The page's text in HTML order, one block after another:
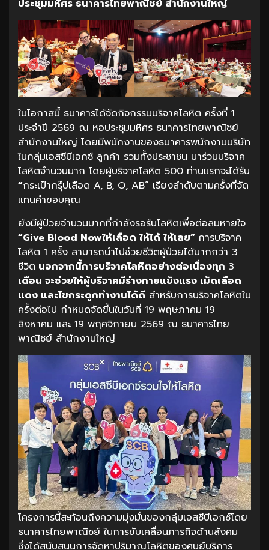
ประชุมมหิศร ธนาคารไทยพาณิชย์ สำนักงานใหญ่
ในโอกาสนี้ ธนาคารได้จัดกิจกรรมบริจาคโลหิต ครั้งที่ 1
ประจำปี 2569 ณ หอประชุมมหิศร ธนาคารไทยพาณิชย์
สำนักงานใหญ่ โดยมีพนักงานของธนาคารพนักงานบริษัท
ในกลุ่มเอสซีบีเอกซ์ ลูกค้า รวมทั้งประชาชน มาร่วมบริจาค
โลหิตจำนวนมาก โดยผู้บริจาคโลหิต 500 ท่านแรกจะได้รับ
“กระเป๋ากรุ๊ปเลือด A, B, O, AB” เรียงลำดับตามครั้งที่จัด
แทนคำขอบคุณ
ยังมีผู้ป่วยจำนวนมากที่กำลังรอรับโลหิตเพื่อต่อลมหายใจ
“Give Blood Nowให้เลือด ให้ได้ ให้เลย” การบริจาค
โลหิต 1 ครั้ง สามารถนำไปช่วยชีวิตผู้ป่วยได้มากกว่า 3
ชีวิต นอกจากนี้การบริจาคโลหิตอย่างต่อเนื่องทุก 3
เดือน จะช่วยให้ผู้บริจาคมีร่างกายแข็งแรง เม็ดเลือด
แดง และไขกระดูกทำงานได้ดี สำหรับการบริจาคโลหิตใน
ครั้งต่อไป กำหนดจัดขึ้นในวันที่ 19 พฤษภาคม 19
สิงหาคม และ 19 พฤศจิกายน 2569 ณ ธนาคารไทย
พาณิชย์ สำนักงานใหญ่
โครงการนี้สะท้อนถึงความมุ่งมั่นของกลุ่มเอสซีบีเอกซ์โดย
ธนาคารไทยพาณิชย์ ในการขับเคลื่อนภารกิจด้านสังคม
ซึ่งได้สนับสนุนการจัดหาปริมาณโลหิตของศูนย์บริการ